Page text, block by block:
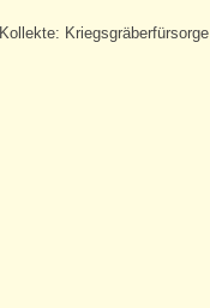
Kollekte: Kriegsgräberfürsorge